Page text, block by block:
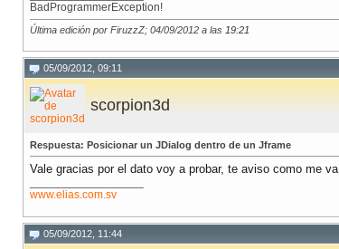
BadProgrammerException!
Última edición por FiruzzZ; 04/09/2012 a las 19:21
05/09/2012, 09:11
scorpion3d
Respuesta: Posicionar un JDialog dentro de un Jframe
Vale gracias por el dato voy a probar, te aviso como me va
www.elias.com.sv
05/09/2012, 11:44